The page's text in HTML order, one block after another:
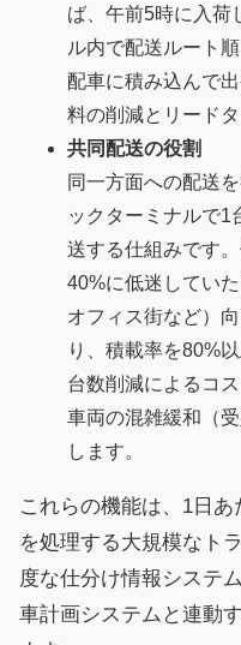
ば、午前5時に入荷
ル内で配送ルート
配車に積み込んで
料の削減とリード
共同配送の役割
同一方面への配送
ックターミナルで1
送する仕組みです
40%に低迷してい
オフィス街など）
り、積載率を80%
台数削減によるコ
車両の混雑緩和（
します。
これらの機能は、1日
を処理する大規模なト
度な仕分け情報システ
車計画システムと連動